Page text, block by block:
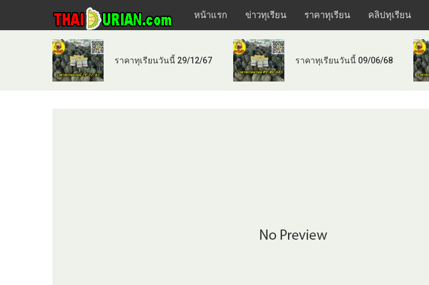
หน้าแรก ข่าวทุเรียน ราคาทุเรียน คลิปทุเรียน
ราคาทุเรียนวันนี้ 29/12/67 ราคาทุเรียนวันนี้ 09/06/68